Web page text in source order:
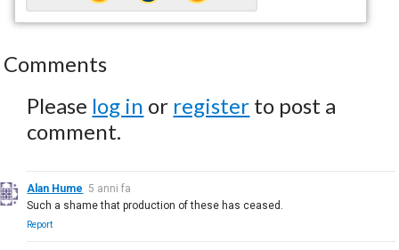
Comments
Please log in or register to post a
comment.
Alan Hume 5 anni fa
Such a shame that production of these has ceased.
Report